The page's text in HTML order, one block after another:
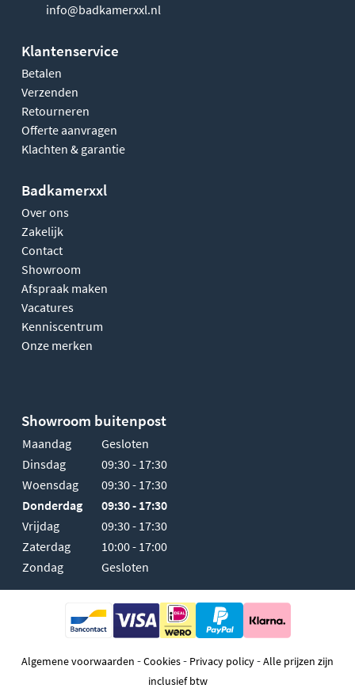
info@badkamerxxl.nl
Klantenservice
Betalen
Verzenden
Retourneren
Offerte aanvragen
Klachten & garantie
Badkamerxxl
Over ons
Zakelijk
Contact
Showroom
Afspraak maken
Vacatures
Kenniscentrum
Onze merken
Showroom buitenpost
Maandag
Gesloten
Dinsdag
09:30 - 17:30
Woensdag
09:30 - 17:30
Donderdag
09:30 - 17:30
Vrijdag
09:30 - 17:30
Zaterdag
10:00 - 17:00
Zondag
Gesloten
Algemene voorwaarden -Cookies- Privacy policy-Alle prijzen zijn
inclusief btw